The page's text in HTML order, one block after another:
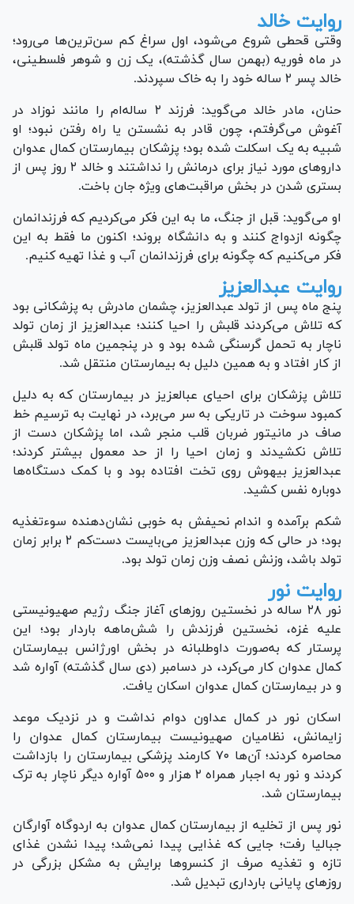
روایت خالد
وقتی قحطی شروع می‌شود، اول سراغ کم سن‌ترین‌ها می‌رود؛
در ماه فوریه (بهمن سال گذشته)، یک زن و شوهر فلسطینی،
خالد پسر ۲ ساله خود را به خاک سپردند.
حنان، مادر خالد می‌گوید: فرزند ۲ ساله‌ام را مانند نوزاد در
آغوش می‌گرفتم، چون قادر به نشستن یا راه رفتن نبود؛ او
شبیه به یک اسکلت شده بود؛ پزشکان بیمارستان کمال عدوان
دارو‌های مورد نیاز برای درمانش را نداشتند و خالد ۲ روز پس از
بستری شدن در بخش مراقبت‌های ویژه جان باخت.
او می‌گوید: قبل از جنگ، ما به این فکر می‌کردیم که فرزندانمان
چگونه ازدواج کنند و به دانشگاه بروند؛ اکنون ما فقط به این
فکر می‌کنیم که چگونه برای فرزندانمان آب و غذا تهیه کنیم.
روایت عبدالعزیز
پنج ماه پس از تولد عبدالعزیز، چشمان مادرش به پزشکانی بود
که تلاش می‌کردند قلبش را احیا کنند؛ عبدالعزیز از زمان تولد
ناچار به تحمل گرسنگی شده بود و در پنجمین ماه تولد قلبش
از کار افتاد و به همین دلیل به بیمارستان منتقل شد.
تلاش پزشکان برای احیای عبالعزیز در بیمارستان که به دلیل
کمبود سوخت در تاریکی به سر می‌برد، در نهایت به ترسیم خط
صاف در مانیتور ضربان قلب منجر شد، اما پزشکان دست از
تلاش نکشیدند و زمان احیا را از حد معمول بیشتر کردند؛
عبدالعزیز بیهوش روی تخت افتاده بود و با کمک دستگاه‌ها
دوباره نفس کشید.
شکم برآمده و اندام نحیفش به خوبی نشان‌دهنده سوءتغذیه
بود؛ در حالی که وزن عبدالعزیز می‌بایست دست‌کم ۲ برابر زمان
تولد باشد، وزنش نصف وزن زمان تولد بود.
روایت نور
نور ۲۸ ساله در نخستین روز‌های آغاز جنگ رژیم صهیونیستی
علیه غزه، نخستین فرزندش را شش‌ماهه باردار بود؛ این
پرستار که به‌صورت داوطلبانه در بخش اورژانس بیمارستان
کمال عدوان کار می‌کرد، در دسامبر (دی سال گذشته) آواره شد
و در بیمارستان کمال عدوان اسکان یافت.
اسکان نور در کمال عداون دوام نداشت و در نزدیک موعد
زایمانش، نظامیان صهیونیست بیمارستان کمال عدوان را
محاصره کردند؛ آن‌ها ۷۰ کارمند پزشکی بیمارستان را بازداشت
کردند و نور به اجبار همراه ۲ هزار و ۵۰۰ آواره دیگر ناچار به ترک
بیمارستان شد.
نور پس از تخلیه از بیمارستان کمال عدوان به اردوگاه آوارگان
جبالیا رفت؛ جایی که غذایی پیدا نمی‌شد؛ پیدا نشدن غذای
تازه و تغذیه صرف از کنسرو‌ها برایش به مشکل بزرگی در
روز‌های پایانی بارداری تبدیل شد.